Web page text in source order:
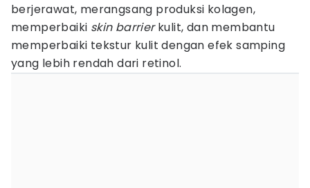
berjerawat, merangsang produksi kolagen,
memperbaiki skin barrierkulit, dan membantu
memperbaiki tekstur kulit dengan efek samping
yang lebih rendah dari retinol.